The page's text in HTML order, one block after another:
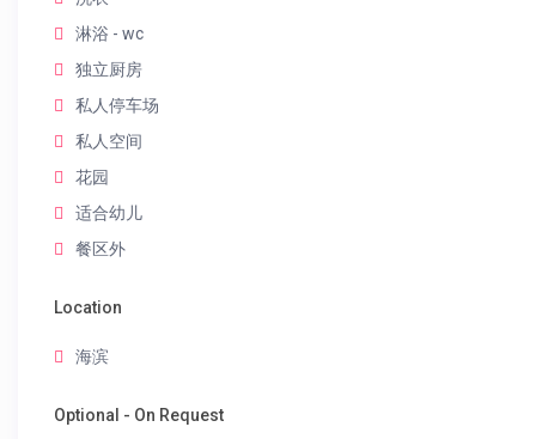
淋浴 - wc
独立厨房
私人停车场
私人空间
花园
适合幼儿
餐区外
Location
海滨
Optional - On Request